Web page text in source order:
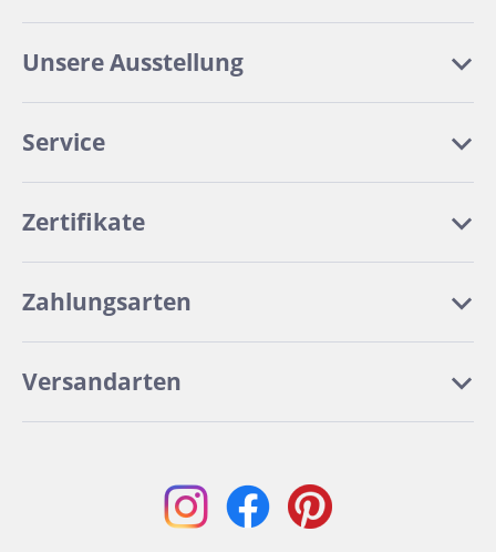
Unsere Ausstellung
Service
Zertifikate
Zahlungsarten
Versandarten